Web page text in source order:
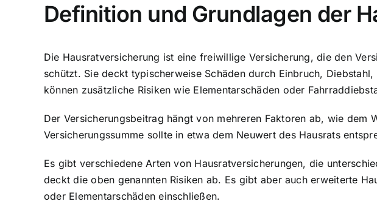
Definition und Grundlagen der
Die Hausratversicherung ist eine freiwillige Versicherung, die den
schützt. Sie deckt typischerweise Schäden durch Einbruch,
können zusätzliche Risiken wie Elementarschäden oder
Der Versicherungsbeitrag hängt von mehreren Faktoren ab, wie dem
Versicherungssumme sollte in etwa dem Neuwert des Hausrats
Es gibt verschiedene Arten von Hausratversicherungen, die
deckt die oben genannten Risiken ab. Es gibt aber auch erweiterte
oder Elementarschäden einschließen.